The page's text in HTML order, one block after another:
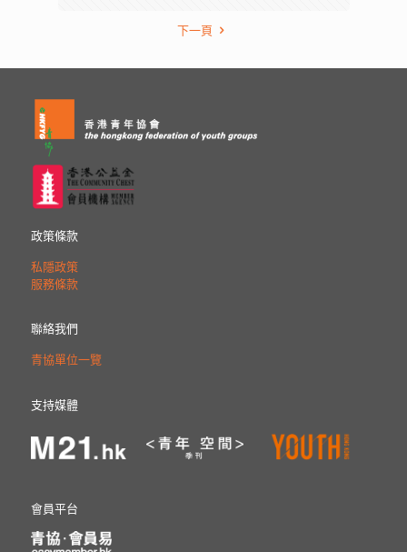
下一頁
政策條款
私隱政策
服務條款
聯絡我們
青協單位一覽
支持媒體
會員平台